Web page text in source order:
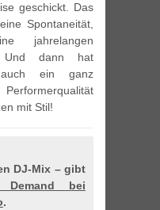
geschickt. Das
Spontaneität,
jahrelangen
Und dann hat
ein ganz
mit Stil!
DJ-Mix – gibt
Demand bei
.